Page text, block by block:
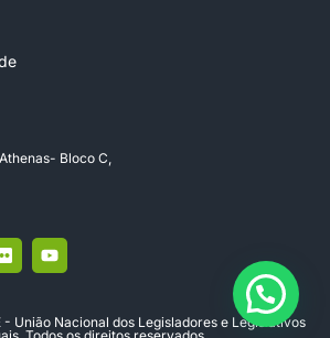
Bloco C,
União Nacional dos Legisladores e Legislativos